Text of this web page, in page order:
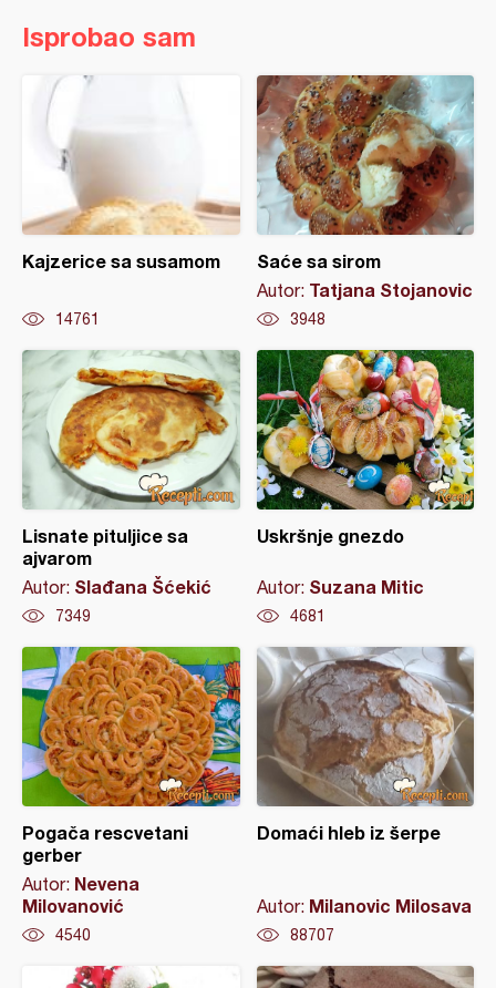
Isprobao sam
Kajzerice sa susamom
14761
Saće sa sirom
Autor: Tatjana Stojanovic
3948
Lisnate pituljice sa
ajvarom
Autor: Slađana Šćekić
7349
Uskršnje gnezdo
Autor: Suzana Mitic
4681
Pogača rescvetani
gerber
Autor: Nevena
Milovanović
4540
Domaći hleb iz šerpe
Autor: Milanovic Milosava
88707